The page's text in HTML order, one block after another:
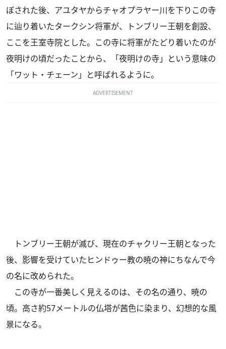
ぼされた後、アユタヤからチャオプラヤー川を下りこの寺
に辿り着いたタークシン将軍が、トンブリー王朝を創設、
ここを王室寺院とした。この寺に将軍がたどり着いたのが
夜明けの頃だったことから、「夜明けの寺」という意味の
「ワット・チェーン」と呼ばれるように。
ADVERTISEMENT
トンブリー王朝が滅び、現在のチャクリー王朝となった
後、影響を受けていたヒンドゥー教の暁の神にちなんで今
の名に改められた。
この寺が一番美しく見えるのは、その名の通り、暁の
頃。高さ約57メートルの仏塔が茜色に染まり、幻想的な風
景になる。